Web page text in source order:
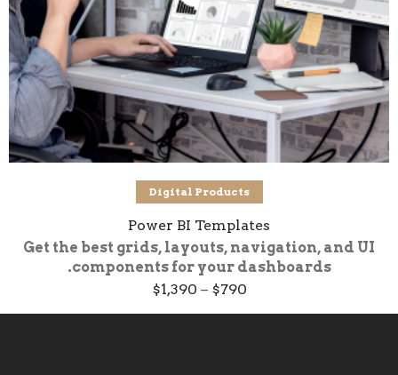
تحديد أحد الخيارات
Digital Products
Power BI Templates
Get the best grids, layouts, navigation, and UI
components for your dashboards.
$790
–
$1,390
$790